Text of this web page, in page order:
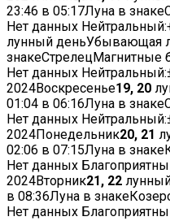
23:46 в 05:17Луна в
Нет данных Нейтральный:
лунный деньУбывающая
знакеСтрелецМагнитные
Нет данных Нейтральный:
2024Воскресенье19, 20
01:04 в 06:16Луна в
Нет данных Нейтральный:
2024Понедельник20, 21
02:06 в 07:15Луна в
Нет данных
2024Вторник21, 22
в 08:36Луна в
Нет данных